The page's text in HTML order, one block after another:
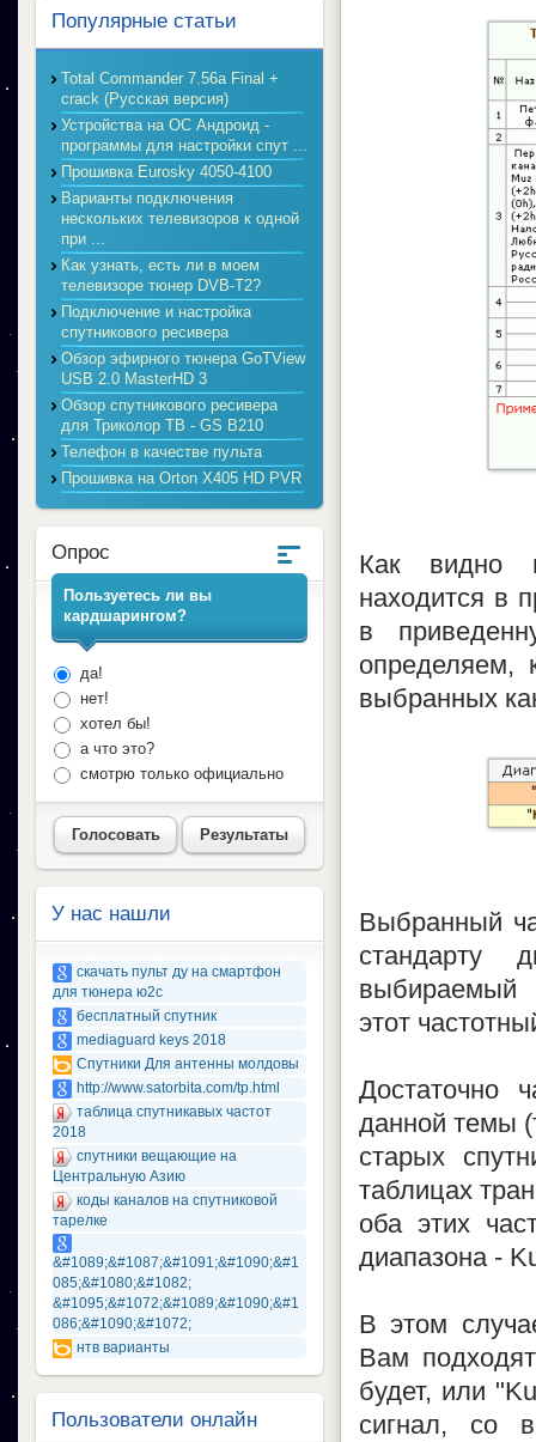
Как видно
находится в
в
определяем,
выбранных
Выбранный
стандарту
выбираемый
этот
Достаточно
данной темы
старых
таблицах
оба этих
диапазона -
В этом
Вам
будет, или
сигнал, со
Популярные статьи
Total Commander 7.56a Final +
crack (Русская версия)
Устройства на ОС Андроид -
программы для настройки спут ...
Прошивка Eurosky 4050-4100
Варианты подключения
нескольких телевизоров к одной
при ...
Как узнать, есть ли в моем
телевизоре тюнер DVB-T2?
Подключение и настройка
спутникового ресивера
Обзор эфирного тюнера GoTView
USB 2.0 MasterHD 3
Обзор спутникового ресивера
для Триколор ТВ - GS B210
Телефон в качестве пульта
Прошивка на Orton X405 HD PVR
Опрос
Пользуетесь ли вы
кардшарингом?
да!
нет!
хотел бы!
а что это?
смотрю только официально
Голосовать Результаты
У нас нашли
скачать пульт ду на смартфон
для тюнера ю2с
бесплатный спутник
mediaguard keys 2018
Спутники Для антенны молдовы
http://www.satorbita.com/tp.html
таблица спутникавых частот
2018
спутники вещающие на
Центральную Азию
коды каналов на спутниковой
тарелке
&#1089;&#1087;&#1091;&#1090;&#1
085;&#1080;&#1082;
&#1095;&#1072;&#1089;&#1090;&#1
086;&#1090;&#1072;
нтв варианты
Пользователи онлайн